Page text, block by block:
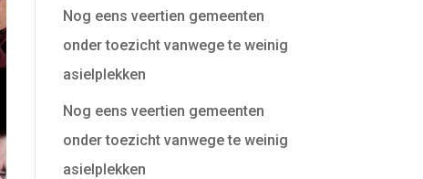
Nog eens veertien gemeenten
onder toezicht vanwege te weinig
asielplekken
Nog eens veertien gemeenten
onder toezicht vanwege te weinig
asielplekken